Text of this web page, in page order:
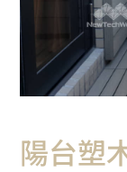
陽台塑